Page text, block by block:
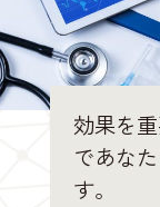
効果を
であな
す。